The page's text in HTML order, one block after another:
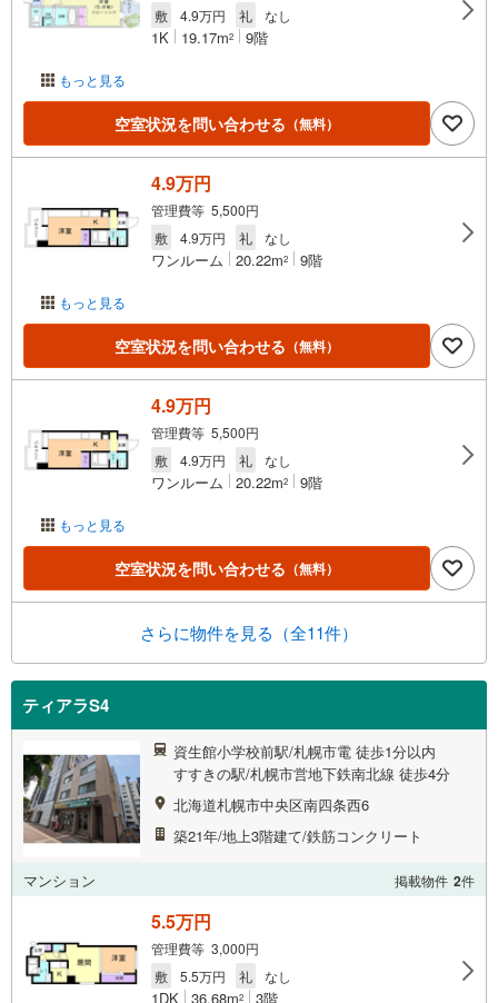
もっと見る
敷
4.9万円 礼 なし
1K 19.17m2 9階
空室状況を問い合わせる （無料）
もっと見る
4.9万円
管理費等 5,500円
敷
4.9万円 礼 なし
ワンルーム 20.22m2 9階
空室状況を問い合わせる （無料）
もっと見る
4.9万円
管理費等 5,500円
敷
4.9万円 礼 なし
ワンルーム 20.22m2 9階
空室状況を問い合わせる （無料）
さらに物件を見る（全11件）
ティアラS4
資生館小学校前駅/札幌市電 徒歩1分以内
すすきの駅/札幌市営地下鉄南北線 徒歩4分
北海道札幌市中央区南四条西6
築21年/地上3階建て/鉄筋コンクリート
マンション 掲載物件 2件
5.5万円
管理費等 3,000円
敷
5.5万円 礼 なし
1DK 36.68m2 3階